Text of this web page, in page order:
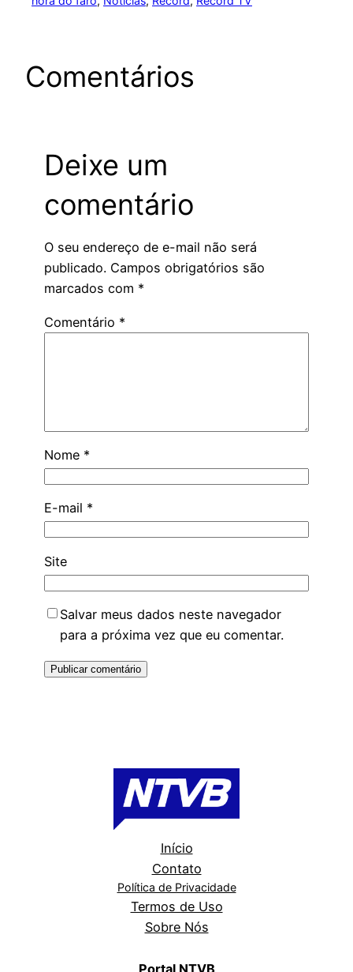
Comentários
Deixe um
comentário
O seu endereço de e-mail não será
publicado. Campos obrigatórios são
marcados com *
Comentário *
Nome *
E-mail *
Site
Salvar meus dados neste navegador
para a próxima vez que eu comentar.
Início
Contato
Política de Privacidade
Termos de Uso
Sobre Nós
Portal NTVB